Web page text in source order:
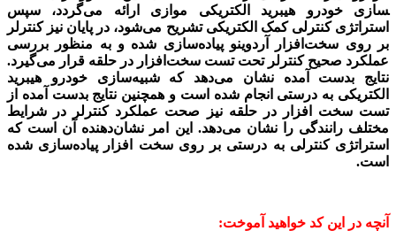
سازی خودرو هیبرید الکتریکی موازی ارائه می­‌گردد، سپس
استراتژی کنترلی کمک­ الکتریکی تشریح می­‌شود، در پایان نیز کنترلر
بر روی سخت­‌افزار آردوینو پیاده­‌سازی شده و به منظور بررسی
عملکرد صحیح کنترلر تحت تست سخت­‌افزار در حلقه قرار می­‌گیرد.
نتایج بدست آمده نشان می‌­دهد که شبیه‌­سازی خودرو هیبرید
الکتریکی به درستی انجام شده است و همچنین نتایج بدست آمده از
تست سخت­ افزار در حلقه نیز صحت عملکرد کنترلر در شرایط
مختلف رانندگی را نشان می­‌دهد. این امر نشان‌دهنده آن است که
استراتژی کنترلی به درستی بر روی سخت ­افزار پیاده‌­سازی شده
است.
آنچه در این کد خواهید آموخت: